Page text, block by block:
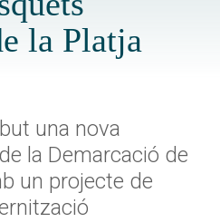
la Platja
una nova
la Demarcació de
un projecte de